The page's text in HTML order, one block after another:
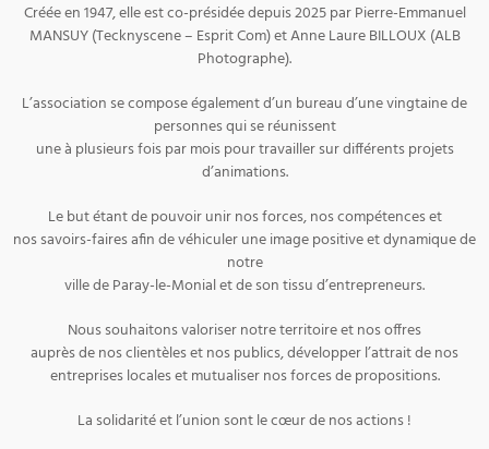
Créée en 1947, elle est co-présidée depuis 2025 par Pierre-Emmanuel
MANSUY (Tecknyscene – Esprit Com) et Anne Laure BILLOUX (ALB
Photographe).
L’association se compose également d’un bureau d’une vingtaine de
personnes qui se réunissent
une à plusieurs fois par mois pour travailler sur différents projets
d’animations.
Le but étant de pouvoir unir nos forces, nos compétences et
nos savoirs-faires afin de véhiculer une image positive et dynamique de
notre
ville de Paray-le-Monial et de son tissu d’entrepreneurs.
Nous souhaitons valoriser notre territoire et nos offres
auprès de nos clientèles et nos publics, développer l’attrait de nos
entreprises locales et mutualiser nos forces de propositions.
La solidarité et l’union sont le cœur de nos actions !